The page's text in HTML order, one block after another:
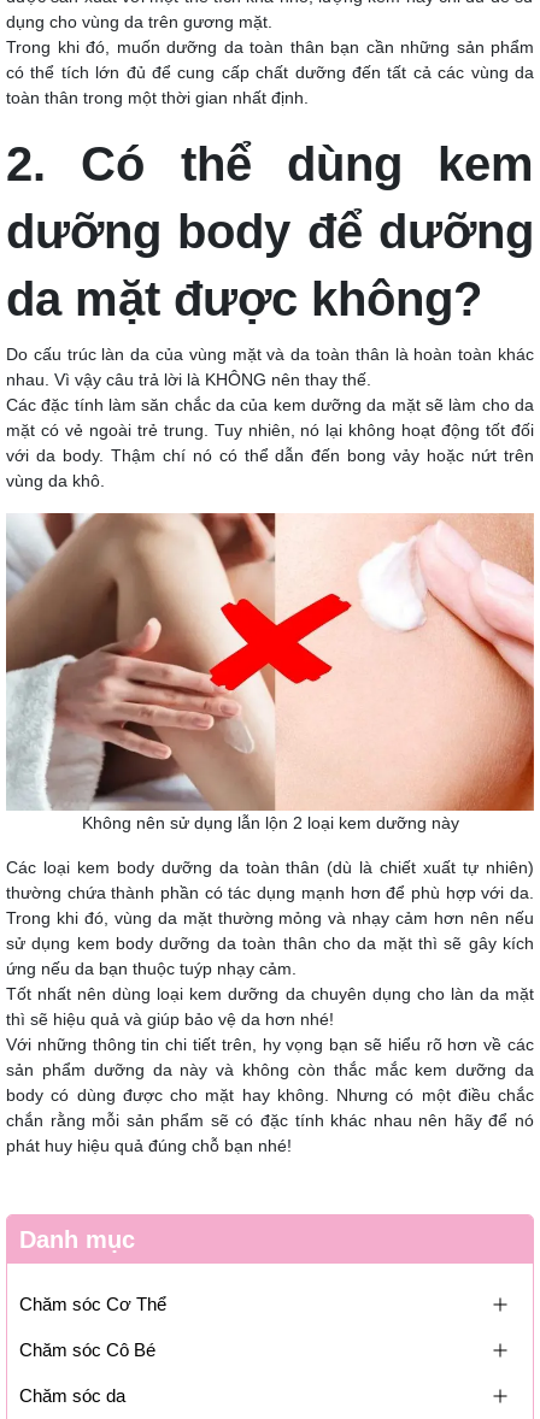
dụng cho vùng da trên gương mặt.
Trong khi đó, muốn dưỡng da toàn thân bạn cần những sản phẩm
có thể tích lớn đủ để cung cấp chất dưỡng đến tất cả các vùng da
toàn thân trong một thời gian nhất định.
2. Có thể dùng kem
dưỡng body để dưỡng
da mặt được không?
Do cấu trúc làn da của vùng mặt và da toàn thân là hoàn toàn khác
nhau. Vì vậy câu trả lời là KHÔNG nên thay thế.
Các đặc tính làm săn chắc da của kem dưỡng da mặt sẽ làm cho da
mặt có vẻ ngoài trẻ trung. Tuy nhiên, nó lại không hoạt động tốt đối
với da body. Thậm chí nó có thể dẫn đến bong vảy hoặc nứt trên
vùng da khô.
Không nên sử dụng lẫn lộn 2 loại kem dưỡng này
Các loại kem body dưỡng da toàn thân (dù là chiết xuất tự nhiên)
thường chứa thành phần có tác dụng mạnh hơn để phù hợp với da.
Trong khi đó, vùng da mặt thường mỏng và nhạy cảm hơn nên nếu
sử dụng kem body dưỡng da toàn thân cho da mặt thì sẽ gây kích
ứng nếu da bạn thuộc tuýp nhạy cảm.
Tốt nhất nên dùng loại kem dưỡng da chuyên dụng cho làn da mặt
thì sẽ hiệu quả và giúp bảo vệ da hơn nhé!
Với những thông tin chi tiết trên, hy vọng bạn sẽ hiểu rõ hơn về các
sản phẩm dưỡng da này và không còn thắc mắc kem dưỡng da
body có dùng được cho mặt hay không. Nhưng có một điều chắc
chắn rằng mỗi sản phẩm sẽ có đặc tính khác nhau nên hãy để nó
phát huy hiệu quả đúng chỗ bạn nhé!
Danh mục
Chăm sóc Cơ Thể
Chăm sóc Cô Bé
Chăm sóc da